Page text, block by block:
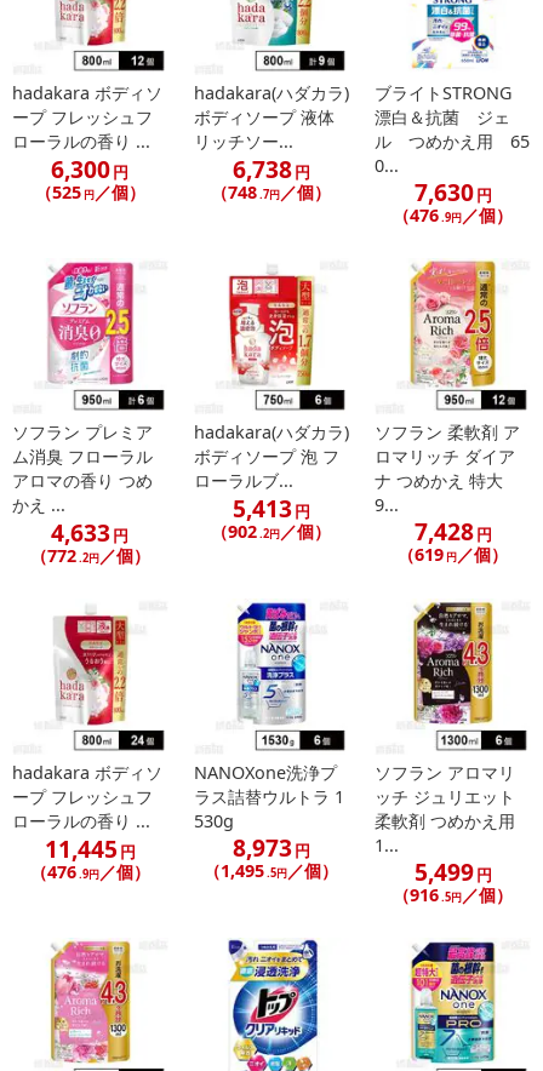
その他共通および商品カテゴリー別注意事項（※必ずご確認くだ
こちらの情報は 2026年07月09日 時点での情報となります。
hadakara ボディソ
ープ フレッシュフ
ローラルの香り ...
6,300円
（525 円／個）
hadakara(ハダカラ)
ボディソープ 液体
リッチソー...
6,738円
（748.7円／個）
ブライトSTRONG
漂白＆抗菌 ジェ
ル つめかえ用 65
0...
7,630円
（476.9円／個）
ソフラン プレミア
ム消臭 フローラル
アロマの香り つめ
かえ ...
4,633円
（772.2円／個）
hadakara(ハダカラ)
ボディソープ 泡 フ
ローラルブ...
5,413円
（902.2円／個）
ソフラン 柔軟剤 ア
ロマリッチ ダイア
ナ つめかえ 特大
9...
7,428円
（619 円／個）
hadakara ボディソ
ープ フレッシュフ
ローラルの香り ...
11,445 円
（476.9円／個）
NANOXone洗浄プ
ラス詰替ウルトラ 1
530g
8,973円
（1,495.5円 ／個）
ソフラン アロマリ
ッチ ジュリエット
柔軟剤 つめかえ用
1...
5,499円
（916.5円 ／個）